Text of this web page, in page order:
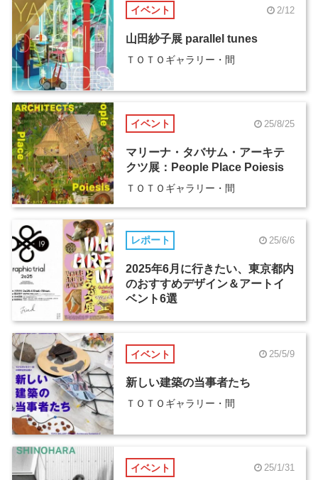
イベント 2/12
山田紗子展 parallel tunes
ＴＯＴＯギャラリー・間
イベント 25/8/25
マリーナ・タバサム・アーキテ
クツ展：People Place Poiesis
ＴＯＴＯギャラリー・間
レポート 25/6/6
2025年6月に行きたい、東京都内
のおすすめデザイン＆アートイ
ベント6選
イベント 25/5/9
新しい建築の当事者たち
ＴＯＴＯギャラリー・間
イベント 25/1/31